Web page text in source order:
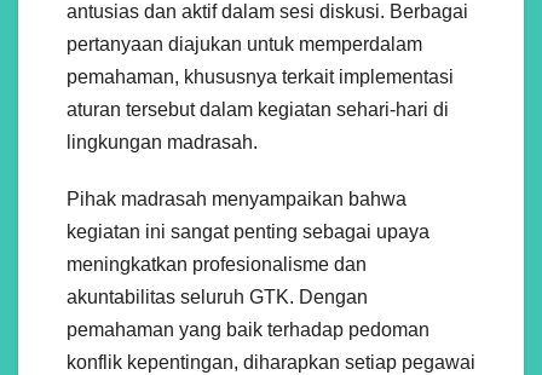
antusias dan aktif dalam sesi diskusi. Berbagai
pertanyaan diajukan untuk memperdalam
pemahaman, khususnya terkait implementasi
aturan tersebut dalam kegiatan sehari-hari di
lingkungan madrasah.
Pihak madrasah menyampaikan bahwa
kegiatan ini sangat penting sebagai upaya
meningkatkan profesionalisme dan
akuntabilitas seluruh GTK. Dengan
pemahaman yang baik terhadap pedoman
konflik kepentingan, diharapkan setiap pegawai